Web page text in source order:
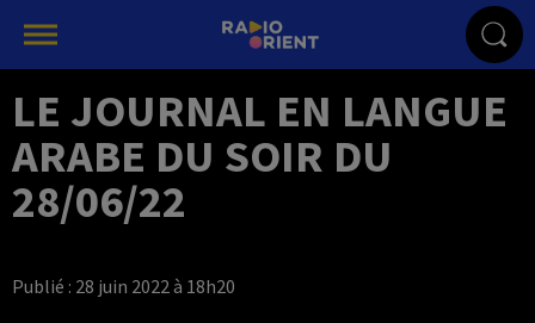
LE JOURNAL EN LANGUE
ARABE DU SOIR DU
28/06/22
Publié : 28 juin 2022 à 18h20